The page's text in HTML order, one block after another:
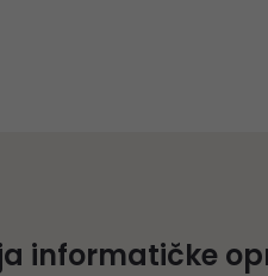
informatičke